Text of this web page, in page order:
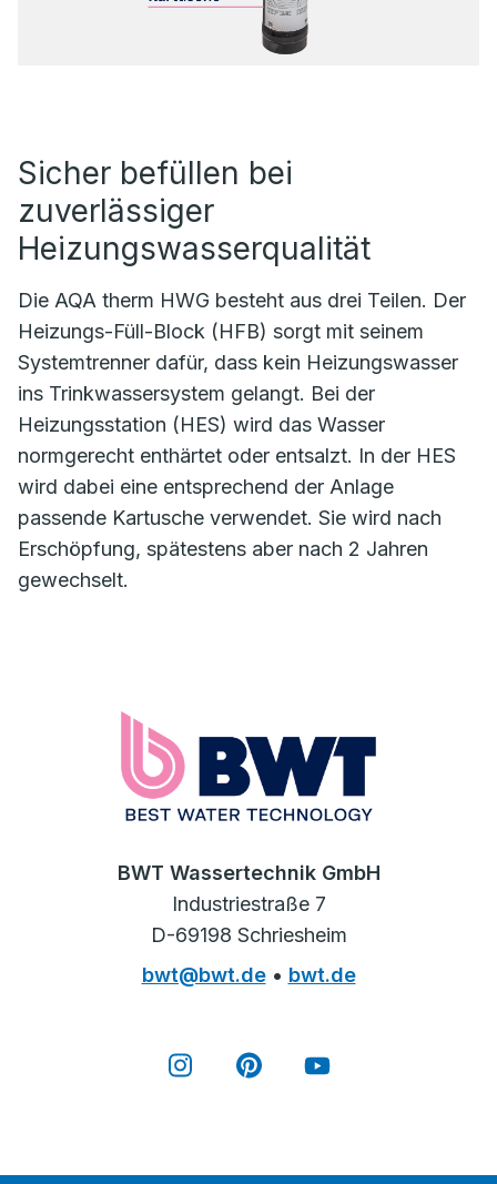
Sicher befüllen bei
zuverlässiger
Heizungswasserqualität
Die AQA therm HWG besteht aus drei Teilen. Der
Heizungs-Füll-Block (HFB) sorgt mit seinem
Systemtrenner dafür, dass kein Heizungswasser
ins Trinkwassersystem gelangt. Bei der
Heizungsstation (HES) wird das Wasser
normgerecht enthärtet oder entsalzt. In der HES
wird dabei eine entsprechend der Anlage
passende Kartusche verwendet. Sie wird nach
Erschöpfung, spätestens aber nach 2 Jahren
gewechselt.
BWT Wassertechnik GmbH
Industriestraße 7
D-69198 Schriesheim
bwt@bwt.de• bwt.de